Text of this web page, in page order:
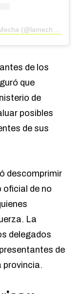
de los
que
de
posibles
de sus
descomprimir
oficial de no
La
delegados
de
provincia.